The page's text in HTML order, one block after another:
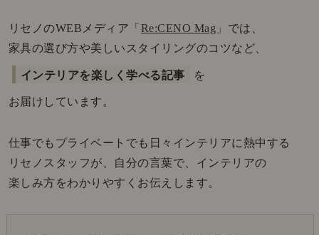
リセノのWEBメディア「 Re:CENO Mag 」では、
家具の選び方や美しいスタイリングのコツなど、
インテリアを楽しく学べる記事 を
お届けしています。
仕事でもプライベートでも日々インテリアに熱中する
リセノスタッフが、自分の言葉で、インテリアの
楽しみ方をわかりやすくお伝えします。